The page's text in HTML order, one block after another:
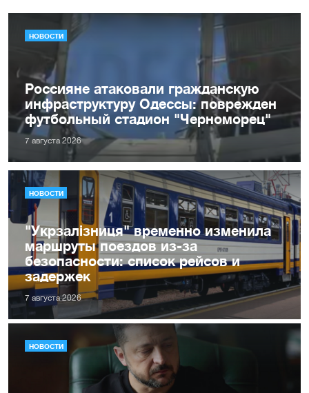
НОВОСТИ
Россияне атаковали гражданскую
инфраструктуру Одессы: поврежден
футбольный стадион "Черноморец"
7 августа 2026
НОВОСТИ
"Укрзалізниця" временно изменила
маршруты поездов из-за
безопасности: список рейсов и
задержек
7 августа 2026
НОВОСТИ